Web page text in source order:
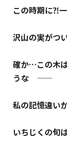
この時期に⁈
沢山の実がつ
確か…この木
うな ――
私の記憶違い
いちじくの旬